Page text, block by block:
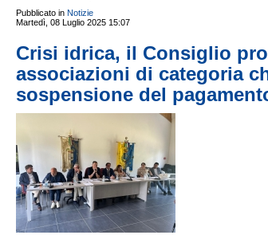
Pubblicato in Notizie
Martedì, 08 Luglio 2025 15:07
Crisi idrica, il Consiglio
associazioni di categoria
sospensione del